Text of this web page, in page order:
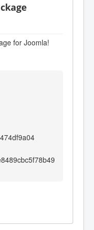
for Joomla!